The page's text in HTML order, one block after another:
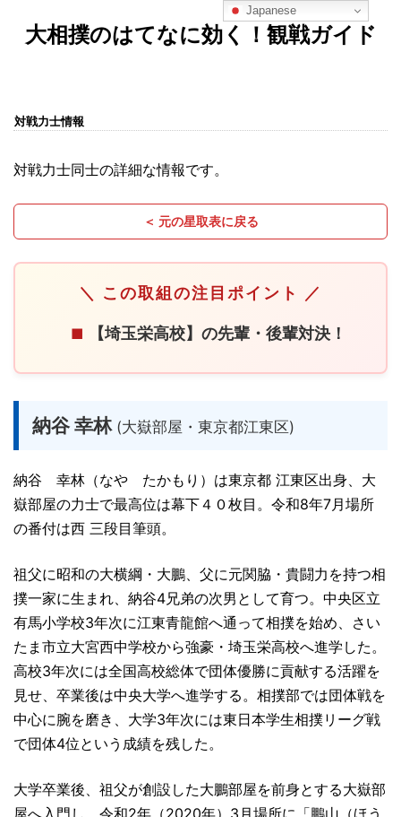
大相撲のはてなに効く！観戦ガイド
対戦力士情報
対戦力士同士の詳細な情報です。
＜ 元の星取表に戻る
＼ この取組の注目ポイント ／
■ 【埼玉栄高校】の先輩・後輩対決！
納谷 幸林 (大嶽部屋・東京都江東区)
納谷 幸林（なや たかもり）は東京都 江東区出身、大
嶽部屋の力士で最高位は幕下４０枚目。令和8年7月場所
の番付は西 三段目筆頭。
祖父に昭和の大横綱・大鵬、父に元関脇・貴闘力を持つ相
撲一家に生まれ、納谷4兄弟の次男として育つ。中央区立
有馬小学校3年次に江東青龍館へ通って相撲を始め、さい
たま市立大宮西中学校から強豪・埼玉栄高校へ進学した。
高校3年次には全国高校総体で団体優勝に貢献する活躍を
見せ、卒業後は中央大学へ進学する。相撲部では団体戦を
中心に腕を磨き、大学3年次には東日本学生相撲リーグ戦
で団体4位という成績を残した。
大学卒業後、祖父が創設した大鵬部屋を前身とする大嶽部
屋へ入門し、令和2年（2020年）3月場所に「鵬山（ほう
Japanese